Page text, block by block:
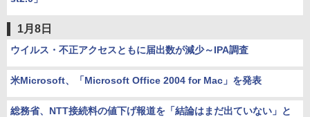
1月8日
ウイルス・不正アクセスともに届出数が減少～IPA調査
米Microsoft、「Microsoft Office 2004 for Mac」を発表
総務省、NTT接続料の値下げ報道を「結論はまだ出ていない」と